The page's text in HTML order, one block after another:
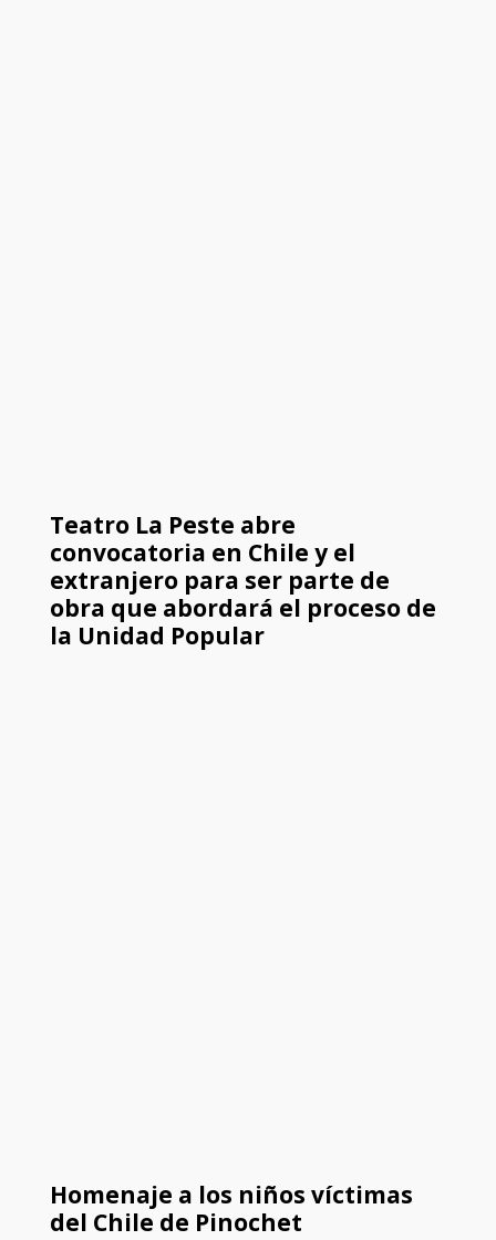
Teatro La Peste abre
convocatoria en Chile y el
extranjero para ser parte de
obra que abordará el proceso de
la Unidad Popular
Homenaje a los niños víctimas
del Chile de Pinochet